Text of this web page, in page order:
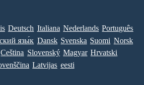
Deutsch Italiana Nederlands Português
язы́к Dansk Svenska Suomi Norsk
Ceština Slovenský Magyar Hrvatski
Latvijas eesti